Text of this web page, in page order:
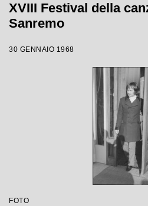
XVIII Festival della
Sanremo
30 GENNAIO 1968
FOTO